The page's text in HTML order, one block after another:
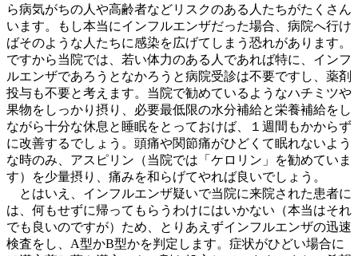
ら病気がちの人や高齢者などリスクのある人たちがたくさん
います。もし本当にインフルエンザだった場合、病院へ行け
ばそのような人たちに感染を広げてしまう恐れがあります。
ですから当院では、若い体力のある人であれば特に、インフ
ルエンザであろうとなかろうと病院受診は不要ですし、薬剤
投与も不要と考えます。当院で勧めているようなハチミツや
果物をしっかり摂り、必要最低限の水分補給と栄養補給をし
ながら十分な休息と睡眠をとっておけば、１週間もかからず
に改善するでしょう。頭痛や関節痛がひどくて眠れないよう
な時のみ、アスピリン（当院では「ケロリン」を勧めていま
す）を少量摂り、痛みを和らげてやれば良いでしょう。
とはいえ、インフルエンザ疑いで当院に来院された患者に
は、何もせずに帰ってもらうわけにはいかない（本当はそれ
でも良いのですが）ため、とりあえずインフルエンザの迅速
検査をし、A型かB型かを判定します。症状がひどい場合に